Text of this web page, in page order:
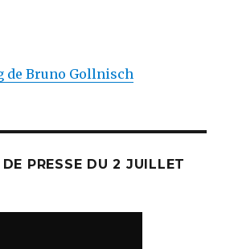
de Bruno Gollnisch
DE PRESSE DU 2 JUILLET